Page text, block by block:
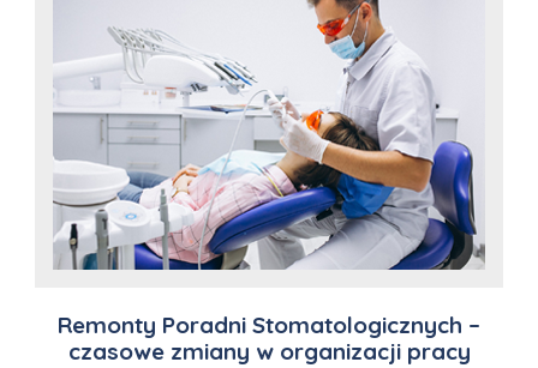
Remonty Poradni Stomatologicznych –
czasowe zmiany w organizacji pracy